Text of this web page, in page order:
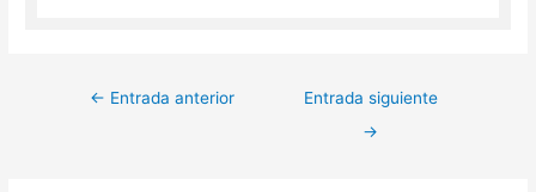
← Entrada anterior
Entrada siguiente
→